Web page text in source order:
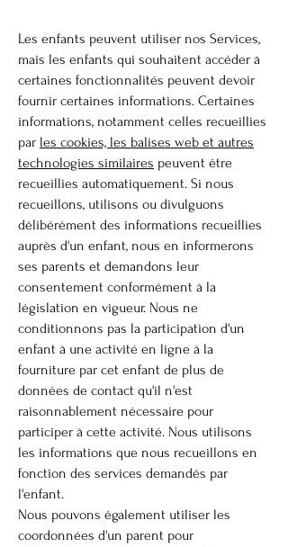
Les enfants peuvent utiliser nos Services,
mais les enfants qui souhaitent accéder à
certaines fonctionnalités peuvent devoir
fournir certaines informations. Certaines
informations, notamment celles recueillies
par les cookies, les balises web et autres
technologies similaires peuvent être
recueillies automatiquement. Si nous
recueillons, utilisons ou divulguons
délibérément des informations recueillies
auprès d'un enfant, nous en informerons
ses parents et demandons leur
consentement conformément à la
législation en vigueur. Nous ne
conditionnons pas la participation d'un
enfant à une activité en ligne à la
fourniture par cet enfant de plus de
données de contact qu'il n'est
raisonnablement nécessaire pour
participer à cette activité. Nous utilisons
les informations que nous recueillons en
fonction des services demandés par
l'enfant.
Nous pouvons également utiliser les
coordonnées d'un parent pour